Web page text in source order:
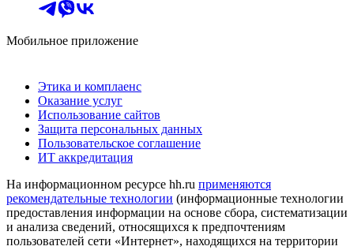
Мобильное приложение
Этика и комплаенс
Оказание услуг
Использование сайтов
Защита персональных данных
Пользовательское соглашение
ИТ аккредитация
На информационном ресурсе hh.ru применяются
рекомендательные технологии (информационные технологии
предоставления информации на основе сбора, систематизации
и анализа сведений, относящихся к предпочтениям
пользователей сети «Интернет», находящихся на территории